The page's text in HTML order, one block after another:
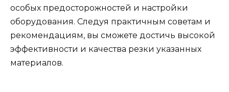
особых предосторожностей и настройки
оборудования. Следуя практичным советам и
рекомендациям, вы сможете достичь высокой
эффективности и качества резки указанных
материалов.